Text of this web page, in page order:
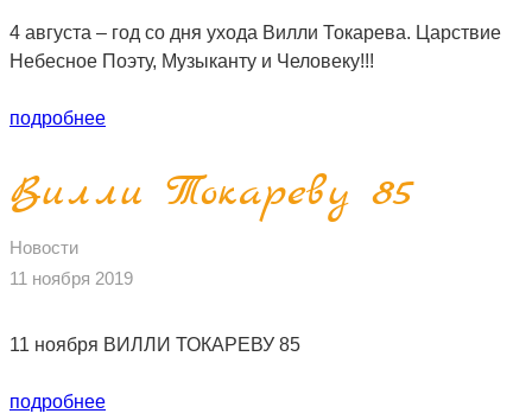
КОНТАКТЫ
4 августа – год со дня ухода Вилли Токарева. Царствие
Небесное Поэту, Музыканту и Человеку!!!
подробнее
Вилли Токареву 85
Новости
11 ноября 2019
11 ноября ВИЛЛИ ТОКАРЕВУ 85
подробнее